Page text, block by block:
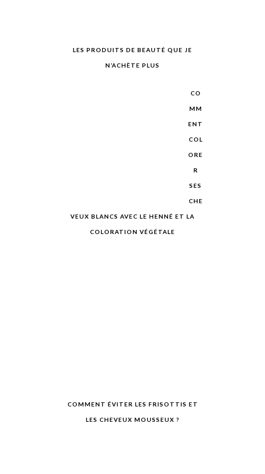
LES PRODUITS DE BEAUTÉ QUE JE
N’ACHÈTE PLUS
CO
MM
ENT
COL
ORE
R
SES
CHE
VEUX BLANCS AVEC LE HENNÉ ET LA
COLORATION VÉGÉTALE
COMMENT ÉVITER LES FRISOTTIS ET
LES CHEVEUX MOUSSEUX ?